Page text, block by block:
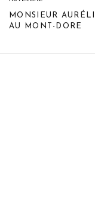
MONSIEUR
AU MONT-DORE